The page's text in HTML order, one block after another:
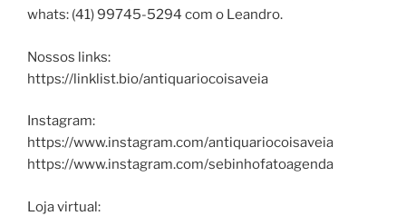
whats: (41) 99745-5294 com o Leandro.
Nossos links:
https://linklist.bio/antiquariocoisaveia
Instagram:
https://www.instagram.com/antiquariocoisaveia
https://www.instagram.com/sebinhofatoagenda
Loja virtual: